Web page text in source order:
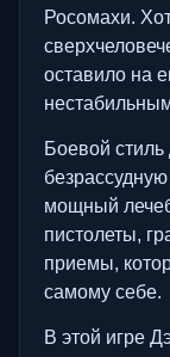
Росомахи.
оставило на
Боевой стиль
мощный
пистолеты,
приемы,
самому себе.
В этой игре